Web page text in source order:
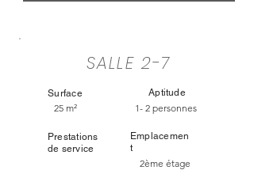
SALLE 2-7
Surface
25 m²
Prestations
de service
Aptitude
1- 2 personnes
Emplacemen
t
2ème étage